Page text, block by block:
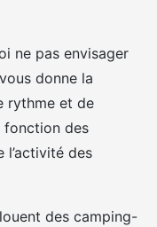
ne pas envisager
donne la
rythme et de
fonction des
des
des camping-